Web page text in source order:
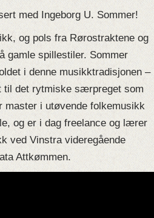
med Ingeborg U. Sommer!
og pols fra Rørostraktene og
gamle spillestiler. Sommer
i denne musikktradisjonen –
til det rytmiske særpreget som
master i utøvende folkemusikk
og er i dag freelance og lærer
ved Vinstra videregående
Attkømmen.